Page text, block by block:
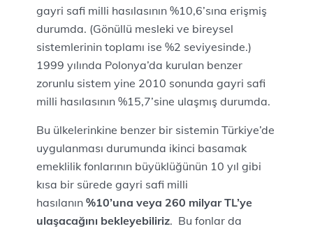
gayri safi milli hasılasının %10,6’sına erişmiş
durumda. (Gönüllü mesleki ve bireysel
sistemlerinin toplamı ise %2 seviyesinde.)
1999 yılında Polonya’da kurulan benzer
zorunlu sistem yine 2010 sonunda gayri safi
milli hasılasının %15,7’sine ulaşmış durumda.
Bu ülkelerinkine benzer bir sistemin Türkiye’de
uygulanması durumunda ikinci basamak
emeklilik fonlarının büyüklüğünün 10 yıl gibi
kısa bir sürede gayri safi milli
hasılanın %10’una veya 260 milyar TL’ye
ulaşacağını bekleyebiliriz. Bu fonlar da